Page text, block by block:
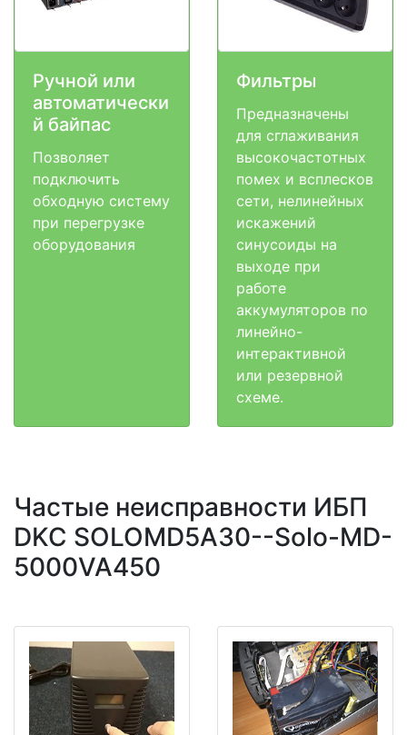
Ручной или
автоматически
й байпас
Позволяет
подключить
обходную систему
при перегрузке
оборудования
Фильтры
Предназначены
для сглаживания
высокочастотных
помех и всплесков
сети, нелинейных
искажений
синусоиды на
выходе при
работе
аккумуляторов по
линейно-
интерактивной
или резервной
схеме.
Частые неисправности ИБП
DKC SOLOMD5A30--Solo-MD-
5000VA450